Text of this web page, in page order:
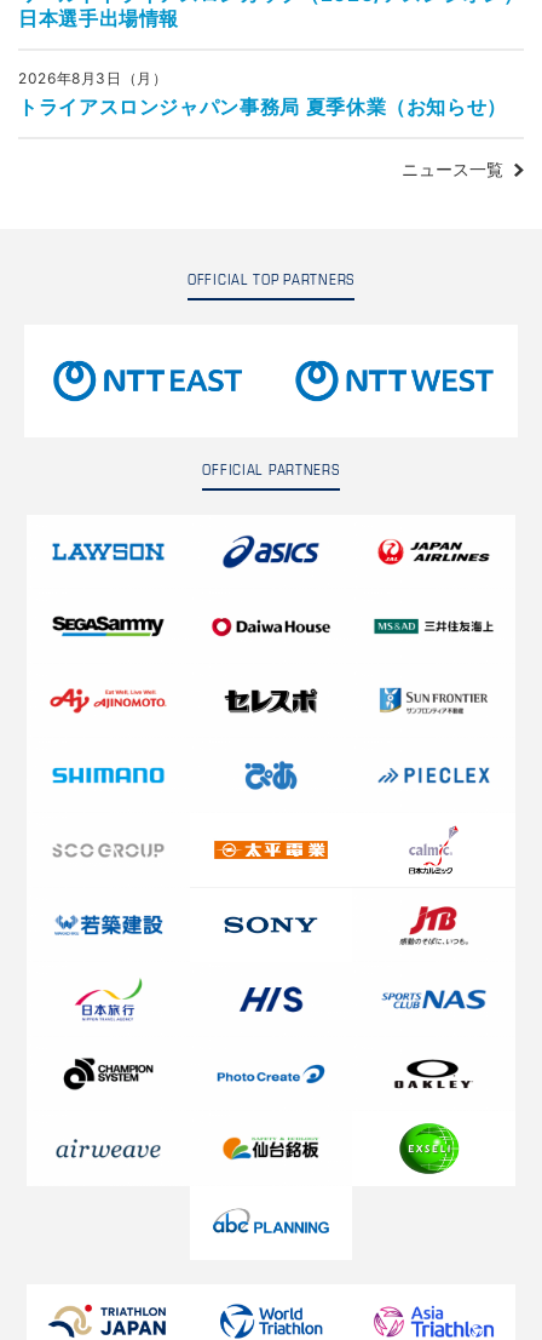
日本選手出場情報
2026年8月3日（月）
トライアスロンジャパン事務局 夏季休業（お知らせ）
ニュース一覧
OFFICIAL TOP PARTNERS
OFFICIAL PARTNERS